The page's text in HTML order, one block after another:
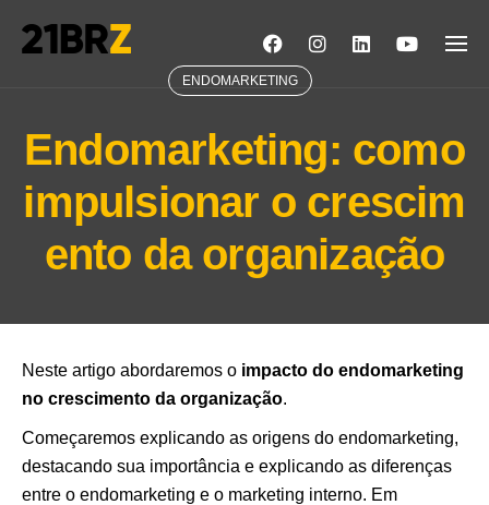
ENDOMARKETING
Endomarketing: como
impulsionar o crescim
ento da organização
Neste artigo abordaremos o impacto do endomarketing
no crescimento da organização.
Começaremos explicando as origens do endomarketing,
destacando sua importância e explicando as diferenças
entre o endomarketing e o marketing interno. Em